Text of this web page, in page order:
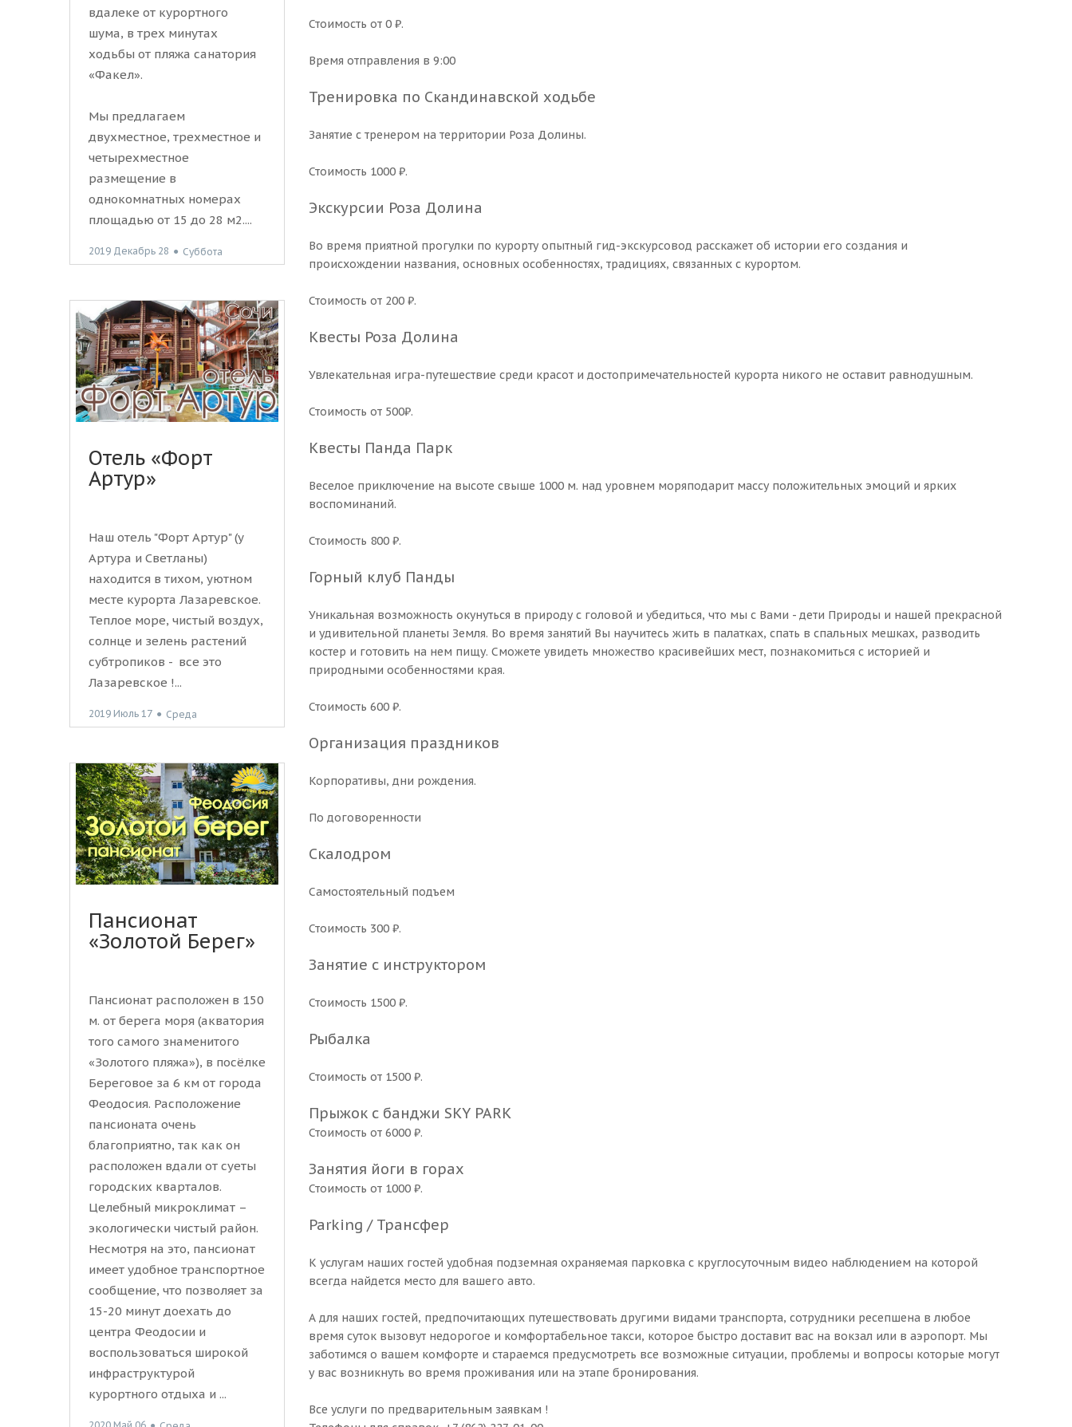
Стоимость от 0 ₽.
Время отправления в 9:00
Тренировка по Скандинавской ходьбе
Занятие с тренером на территории Роза Долины.
Стоимость 1000 ₽.
Экскурсии Роза Долина
Во время приятной прогулки по курорту опытный гид-экскурсовод расскажет об истории его создания и
происхождении названия, основных особенностях, традициях, связанных с курортом.
Стоимость от 200 ₽.
Квесты Роза Долина
Увлекательная игра-путешествие среди красот и достопримечательностей курорта никого не оставит равнодушным.
Стоимость от 500₽.
Квесты Панда Парк
Веселое приключение на высоте свыше 1000 м. над уровнем моряподарит массу положительных эмоций и ярких
воспоминаний.
Стоимость 800 ₽.
Горный клуб Панды
Уникальная возможность окунуться в природу с головой и убедиться, что мы с Вами - дети Природы и нашей прекрасной
и удивительной планеты Земля. Во время занятий Вы научитесь жить в палатках, спать в спальных мешках, разводить
костер и готовить на нем пищу. Сможете увидеть множество красивейших мест, познакомиться с историей и
природными особенностями края.
Стоимость 600 ₽.
Организация праздников
Корпоративы, дни рождения.
По договоренности
Скалодром
Самостоятельный подъем
Стоимость 300 ₽.
Занятие с инструктором
Стоимость 1500 ₽.
Рыбалка
Стоимость от 1500 ₽.
Прыжок с банджи SKY PARK
Стоимость от 6000 ₽.
Занятия йоги в горах
Стоимость от 1000 ₽.
Parking / Трансфер
К услугам наших гостей удобная подземная охраняемая парковка с круглосуточным видео наблюдением на которой
всегда найдется место для вашего авто.
А для наших гостей, предпочитающих путешествовать другими видами транспорта, сотрудники ресепшена в любое
время суток вызовут недорогое и комфортабельное такси, которое быстро доставит вас на вокзал или в аэропорт. Мы
заботимся о вашем комфорте и стараемся предусмотреть все возможные ситуации, проблемы и вопросы которые могут
у вас возникнуть во время проживания или на этапе бронирования.
Все услуги по предварительным заявкам !
вдалеке от курортного
шума, в трех минутах
ходьбы от пляжа санатория
«Факел».
Мы предлагаем
двухместное, трехместное и
четырехместное
размещение в
однокомнатных номерах
площадью от 15 до 28 м2....
2019 Декабрь 28 ● Суббота
Отель «Форт
Артур»
Наш отель "Форт Артур" (у
Артура и Светланы)
находится в тихом, уютном
месте курорта Лазаревское.
Теплое море, чистый воздух,
солнце и зелень растений
субтропиков - все это
Лазаревское !...
2019 Июль 17 ● Среда
Пансионат
«Золотой Берег»
Пансионат расположен в 150
м. от берега моря (акватория
того самого знаменитого
«Золотого пляжа»), в посёлке
Береговое за 6 км от города
Феодосия. Расположение
пансионата очень
благоприятно, так как он
расположен вдали от суеты
городских кварталов.
Целебный микроклимат –
экологически чистый район.
Несмотря на это, пансионат
имеет удобное транспортное
сообщение, что позволяет за
15-20 минут доехать до
центра Феодосии и
воспользоваться широкой
инфраструктурой
курортного отдыха и ...